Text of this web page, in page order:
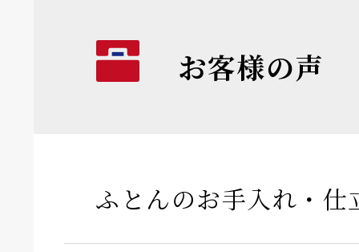
お客様の声
ふとんのお手入れ・仕